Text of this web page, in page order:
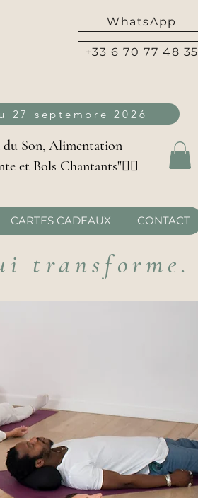
WhatsApp
+33 6 70 77 48 35
27 septembre 2026
du Son, Alimentation
et Bols Chantants"👇🏻
CARTES CADEAUX CONTACT
transforme.